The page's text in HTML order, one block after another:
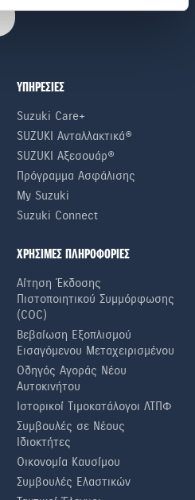
ΥΠΗΡΕΣΙΕΣ
Suzuki Care+
SUZUKI Ανταλλακτικά®
SUZUKI Αξεσουάρ®
Πρόγραμμα Ασφάλισης
My Suzuki
Suzuki Connect
ΧΡΗΣΙΜΕΣ ΠΛΗΡΟΦΟΡΙΕΣ
Αίτηση Έκδοσης
Πιστοποιητικού Συμμόρφωσης
(COC)
Βεβαίωση Εξοπλισμού
Εισαγόμενου Μεταχειρισμένου
Οδηγός Αγοράς Νέου
Αυτοκινήτου
Ιστορικοί Τιμοκατάλογοι ΛΤΠΦ
Συμβουλές σε Nέους
Iδιοκτήτες
Οικονομία Καυσίμου
Συμβουλές Ελαστικών